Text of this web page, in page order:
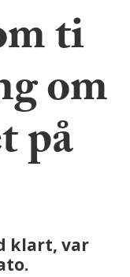
ti
om
på
klart, var